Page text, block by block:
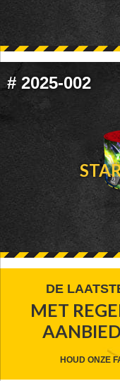
# 2025-002
FOOTER
WIDGET
HEADER
DE
MET
HOUD ONZE